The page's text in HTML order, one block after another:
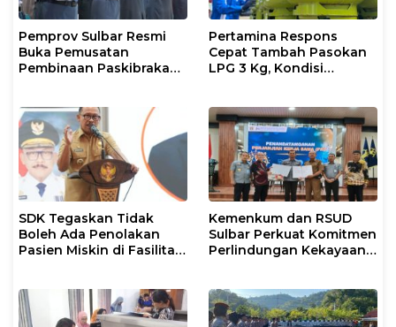
Pemprov Sulbar Resmi
Buka Pemusatan
Pembinaan Paskibraka
Pertamina Respons
Cepat Tambah Pasokan
LPG 3 Kg, Kondisi
SDK Tegaskan Tidak
Boleh Ada Penolakan
Pasien Miskin di Fasilitas
Kemenkum dan RSUD
Sulbar Perkuat Komitmen
Perlindungan Kekayaan